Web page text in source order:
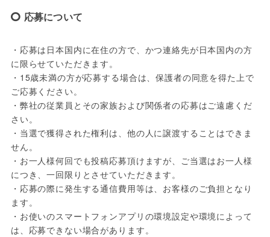
応募について
・応募は日本国内に在住の方で、かつ連絡先が日本国内の方
に限らせていただきます。
・15歳未満の方が応募する場合は、保護者の同意を得た上で
ご応募ください。
・弊社の従業員とその家族および関係者の応募はご遠慮くだ
さい。
・当選で獲得された権利は、他の人に譲渡することはできま
せん。
・お一人様何回でも投稿応募頂けますが、ご当選はお一人様
につき、一回限りとさせていただきます。
・応募の際に発生する通信費用等は、お客様のご負担となり
ます。
・お使いのスマートフォンアプリの環境設定や環境によって
は、応募できない場合があります。